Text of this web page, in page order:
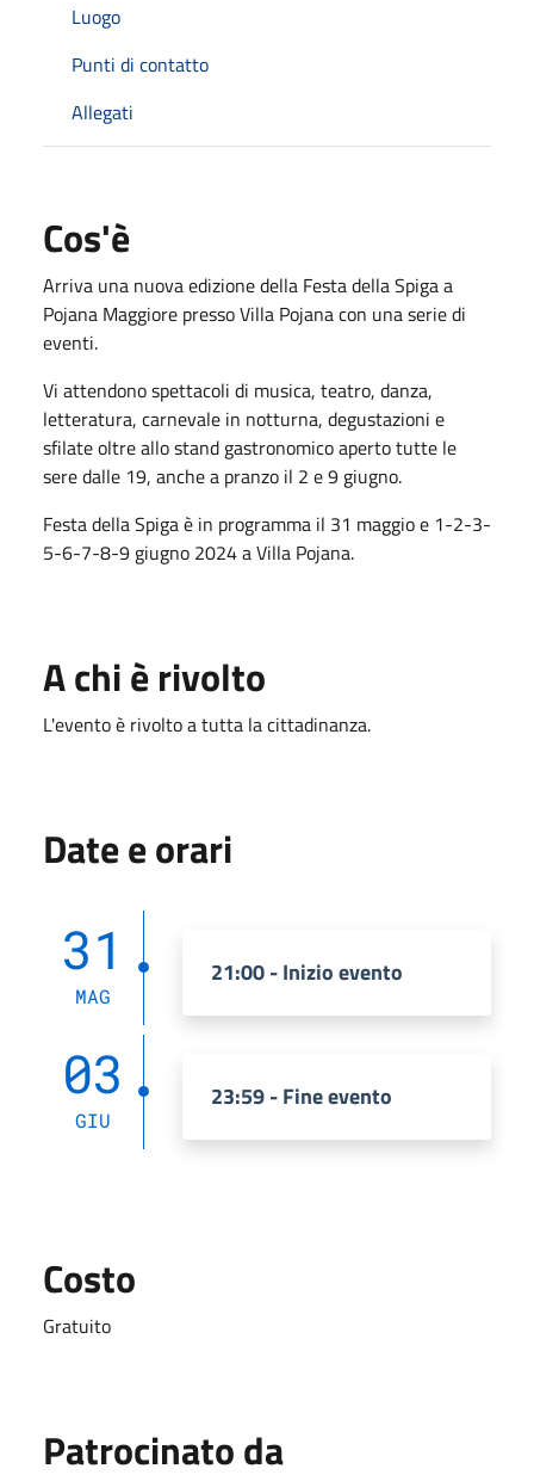
Luogo
Punti di contatto
Allegati
Cos'è
Arriva una nuova edizione della Festa della Spiga a
Pojana Maggiore presso Villa Pojana con una serie di
eventi.
Vi attendono spettacoli di musica, teatro, danza,
letteratura, carnevale in notturna, degustazioni e
sfilate oltre allo stand gastronomico aperto tutte le
sere dalle 19, anche a pranzo il 2 e 9 giugno.
Festa della Spiga è in programma il 31 maggio e 1-2-3-
5-6-7-8-9 giugno 2024 a Villa Pojana.
A chi è rivolto
L'evento è rivolto a tutta la cittadinanza.
Date e orari
31
MAG
21:00 - Inizio evento
03
GIU
23:59 - Fine evento
Costo
Gratuito
Patrocinato da